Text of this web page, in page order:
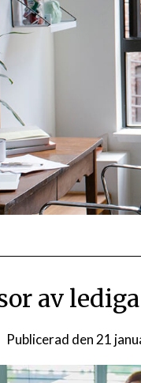
av
Publicerad den21